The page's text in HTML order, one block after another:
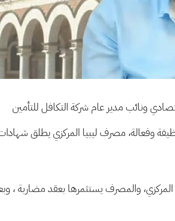
ونائب مدير عام شركة التكافل للتأمين
وفعالة، مصرف ليبيا المركزي يطلق
والمصرف يستثمرها بعقد مضاربة ،